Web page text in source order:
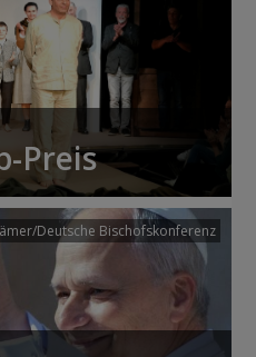
Einrichtungen
Preis
Deutsche Bischofskonferenz